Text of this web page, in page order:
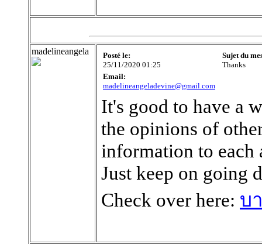
madelineangela
Posté le:
25/11/2020 01:25
Sujet du
Thanks
Email:
madelineangeladevine@gmail.com
It's good to have a
the opinions of
information to each
Just keep on going
Check over here: บ